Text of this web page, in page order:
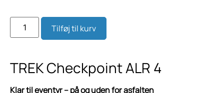
Tilføj til kurv
TREK Checkpoint ALR 4
Klar til eventyr – på og uden for asfalten